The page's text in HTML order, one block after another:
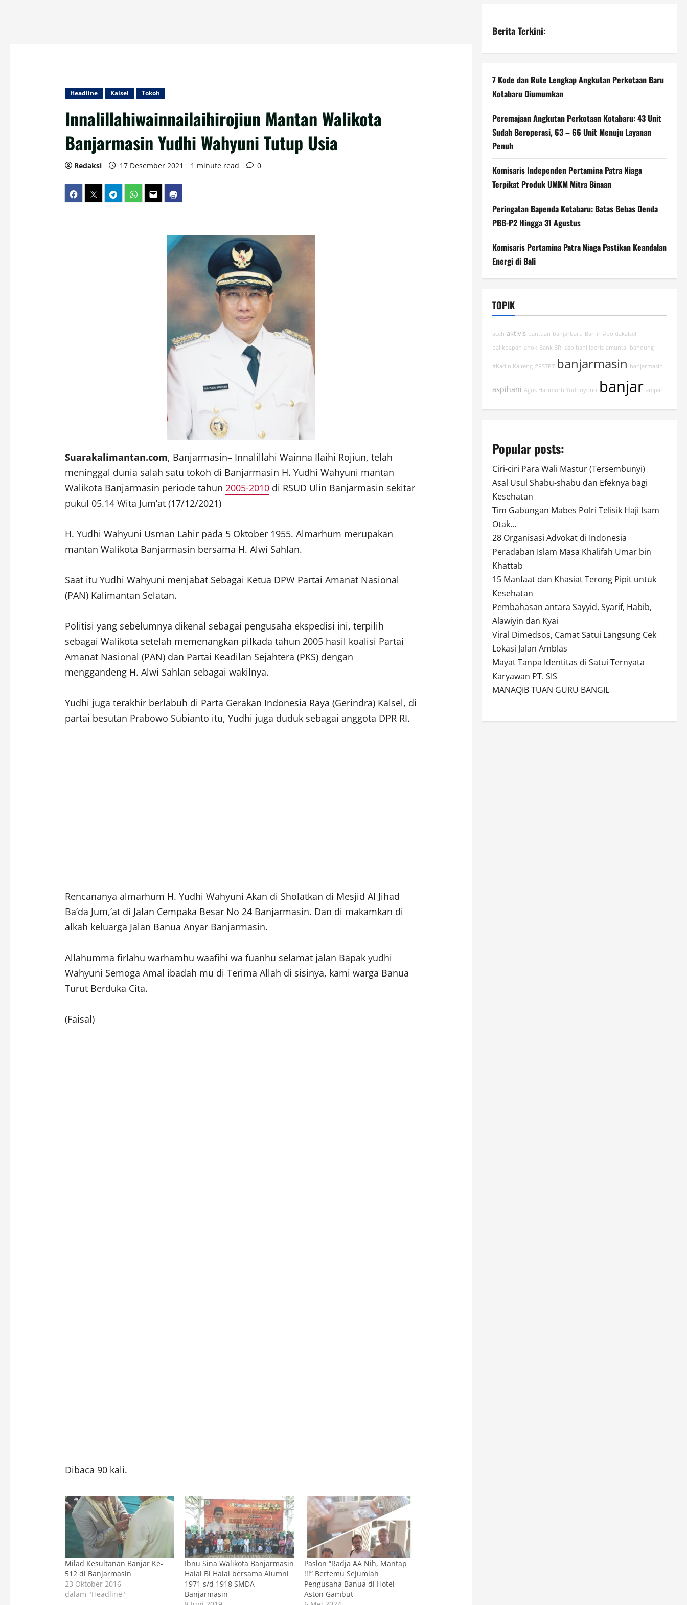
Headline Kalsel Tokoh
Innalillahiwainnailaihirojiun Mantan Walikota
Banjarmasin Yudhi Wahyuni Tutup Usia
Redaksi 17 Desember 2021 1 minute read 0
Suarakalimantan.com, Banjarmasin– Innalillahi Wainna Ilaihi Rojiun, telah
meninggal dunia salah satu tokoh di Banjarmasin H. Yudhi Wahyuni mantan
Walikota Banjarmasin periode tahun 2005-2010di RSUD Ulin Banjarmasin sekitar
pukul 05.14 Wita Jum’at (17/12/2021)
H. Yudhi Wahyuni Usman Lahir pada 5 Oktober 1955. Almarhum merupakan
mantan Walikota Banjarmasin bersama H. Alwi Sahlan.
Saat itu Yudhi Wahyuni menjabat Sebagai Ketua DPW Partai Amanat Nasional
(PAN) Kalimantan Selatan.
Politisi yang sebelumnya dikenal sebagai pengusaha ekspedisi ini, terpilih
sebagai Walikota setelah memenangkan pilkada tahun 2005 hasil koalisi Partai
Amanat Nasional (PAN) dan Partai Keadilan Sejahtera (PKS) dengan
menggandeng H. Alwi Sahlan sebagai wakilnya.
Yudhi juga terakhir berlabuh di Parta Gerakan Indonesia Raya (Gerindra) Kalsel, di
partai besutan Prabowo Subianto itu, Yudhi juga duduk sebagai anggota DPR RI.
Rencananya almarhum H. Yudhi Wahyuni Akan di Sholatkan di Mesjid Al Jihad
Ba’da Jum,’at di Jalan Cempaka Besar No 24 Banjarmasin. Dan di makamkan di
alkah keluarga Jalan Banua Anyar Banjarmasin.
Allahumma firlahu warhamhu waafihi wa fuanhu selamat jalan Bapak yudhi
Wahyuni Semoga Amal ibadah mu di Terima Allah di sisinya, kami warga Banua
Turut Berduka Cita.
(Faisal)
Dibaca 90 kali.
Milad Kesultanan Banjar Ke-
512 di Banjarmasin
23 Oktober 2016
dalam "Headline"
Ibnu Sina Walikota Banjarmasin
Halal Bi Halal bersama Alumni
1971 s/d 1918 SMDA
Banjarmasin
Paslon “Radja AA Nih, Mantap
!!!” Bertemu Sejumlah
Pengusaha Banua di Hotel
Aston Gambut
Berita Terkini:
7 Kode dan Rute Lengkap Angkutan Perkotaan Baru
Kotabaru Diumumkan
Peremajaan Angkutan Perkotaan Kotabaru: 43 Unit
Sudah Beroperasi, 63 – 66 Unit Menuju Layanan
Penuh
Komisaris Independen Pertamina Patra Niaga
Terpikat Produk UMKM Mitra Binaan
Peringatan Bapenda Kotabaru: Batas Bebas Denda
PBB-P2 Hingga 31 Agustus
Komisaris Pertamina Patra Niaga Pastikan Keandalan
Energi di Bali
TOPIK
aceh aktivis bantuan banjarbaru Banjir #poldakalsel
balikpapan ahok Bank BRI aspihani ideris amuntai bandung
#Kadin Kalteng #RSTPT banjarmasin bahjarmasin
aspihani Agus Harimurti Yudhoyono banjar ampah
Popular posts:
Ciri-ciri Para Wali Mastur (Tersembunyi)
Asal Usul Shabu-shabu dan Efeknya bagi
Kesehatan
Tim Gabungan Mabes Polri Telisik Haji Isam
Otak…
28 Organisasi Advokat di Indonesia
Peradaban Islam Masa Khalifah Umar bin
Khattab
15 Manfaat dan Khasiat Terong Pipit untuk
Kesehatan
Pembahasan antara Sayyid, Syarif, Habib,
Alawiyin dan Kyai
Viral Dimedsos, Camat Satui Langsung Cek
Lokasi Jalan Amblas
Mayat Tanpa Identitas di Satui Ternyata
Karyawan PT. SIS
MANAQIB TUAN GURU BANGIL